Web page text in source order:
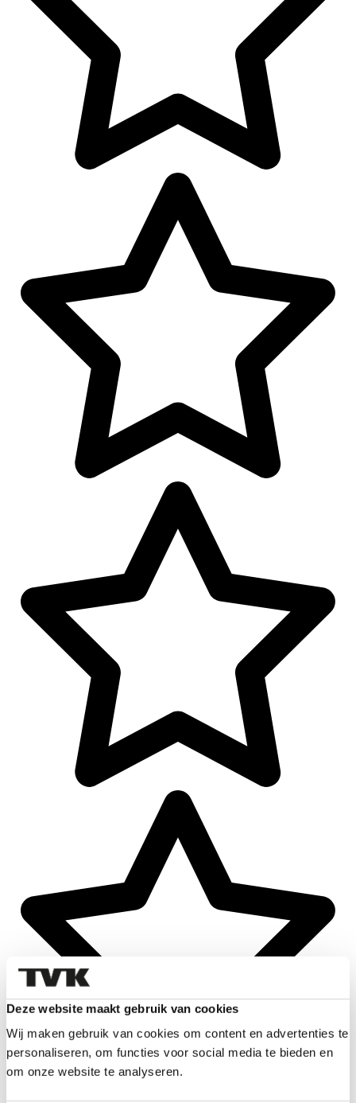
Deze website maakt gebruik van cookies
Wij maken gebruik van cookies om content en advertenties te
personaliseren, om functies voor social media te bieden en
om onze website te analyseren.